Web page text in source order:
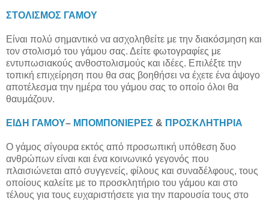
ΣΤΟΛΙΣΜΟΣ ΓΑΜΟΥ
Είναι πολύ σημαντικό να ασχοληθείτε με την διακόσμηση και
τον στολισμό του γάμου σας. Δείτε φωτογραφίες με
εντυπωσιακούς ανθοστολισμούς και ιδέες. Επιλέξτε την
τοπική επιχείρηση που θα σας βοηθήσει να έχετε ένα άψογο
αποτέλεσμα την ημέρα του γάμου σας το οποίο όλοι θα
θαυμάζουν.
ΕΙΔΗ ΓΑΜΟΥ– ΜΠΟΜΠΟΝΙΕΡΕΣ & ΠΡΟΣΚΛΗΤΗΡΙΑ
Ο γάμος σίγουρα εκτός από προσωπική υπόθεση δυο
ανθρώπων είναι και ένα κοινωνικό γεγονός που
πλαισιώνεται από συγγενείς, φίλους και συναδέλφους, τους
οποίους καλείτε με το προσκλητήριο του γάμου και στο
τέλους για τους ευχαριστήσετε για την παρουσία τους στο